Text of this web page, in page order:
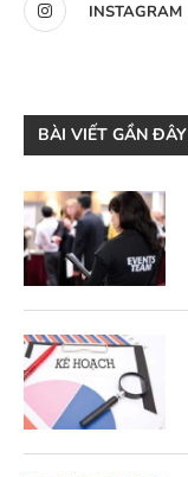
INSTAGRAM
BÀI VIẾT GẦN ĐÂY